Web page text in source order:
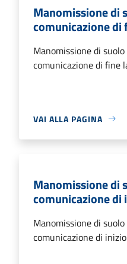
Manomissione di
comunicazione di
Manomissione di
comunicazione di fine
VAI ALLA PAGINA
Manomissione di
comunicazione di
Manomissione di
comunicazione di